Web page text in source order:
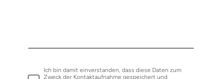
Ich bin damit einverstanden, dass diese Daten zum
Zweck der Kontaktaufnahme gespeichert und